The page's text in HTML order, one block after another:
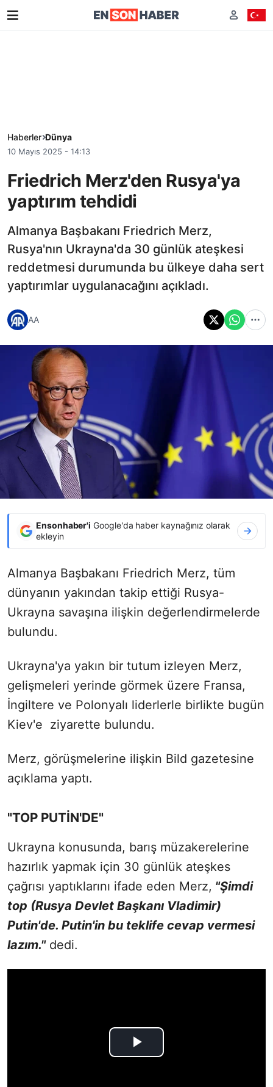
Haberler Dünya
10 Mayıs 2025 - 14:13
Friedrich Merz'den Rusya'ya
yaptırım tehdidi
Almanya Başbakanı Friedrich Merz,
Rusya'nın Ukrayna'da 30 günlük ateşkesi
reddetmesi durumunda bu ülkeye daha sert
yaptırımlar uygulanacağını açıkladı.
AA
Ensonhaber'i Google'da haber kaynağınız olarak
ekleyin
Almanya Başbakanı Friedrich Merz, tüm
dünyanın yakından takip ettiği Rusya-
Ukrayna savaşına ilişkin değerlendirmelerde
bulundu.
Ukrayna'ya yakın bir tutum izleyen Merz,
gelişmeleri yerinde görmek üzere Fransa,
İngiltere ve Polonyalı liderlerle birlikte bugün
Kiev'e ziyarette bulundu.
Merz, görüşmelerine ilişkin Bild gazetesine
açıklama yaptı.
"TOP PUTİN'DE"
Ukrayna konusunda, barış müzakerelerine
hazırlık yapmak için 30 günlük ateşkes
çağrısı yaptıklarını ifade eden Merz, "Şimdi
top (Rusya Devlet Başkanı Vladimir)
Putin'de. Putin'in bu teklife cevap vermesi
lazım."dedi.